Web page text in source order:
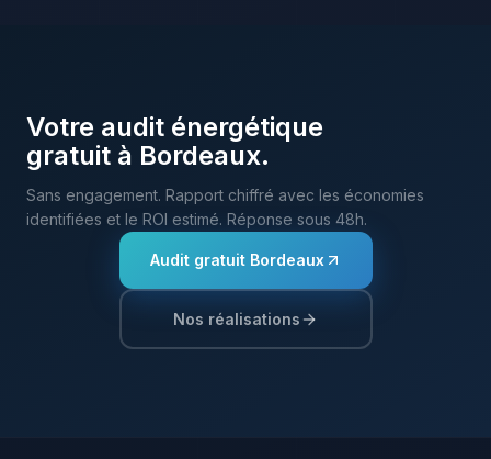
Votre audit énergétique
gratuit à Bordeaux.
Sans engagement. Rapport chiffré avec les économies
identifiées et le ROI estimé. Réponse sous 48h.
Audit gratuit Bordeaux
Nos réalisations